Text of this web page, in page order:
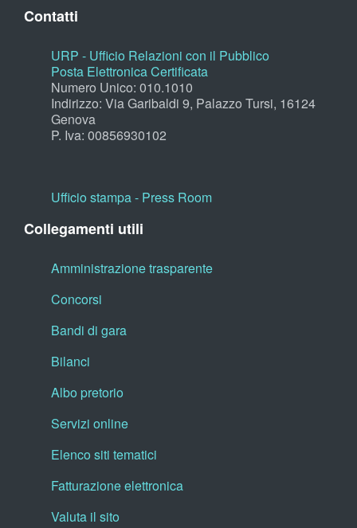
Contatti
URP - Ufficio Relazioni con il Pubblico
Posta Elettronica Certificata
Numero Unico: 010.1010
Indirizzo: Via Garibaldi 9, Palazzo Tursi, 16124
Genova
P. Iva: 00856930102
Ufficio stampa - Press Room
Collegamenti utili
Amministrazione trasparente
Concorsi
Bandi di gara
Bilanci
Albo pretorio
Servizi online
Elenco siti tematici
Fatturazione elettronica
Valuta il sito